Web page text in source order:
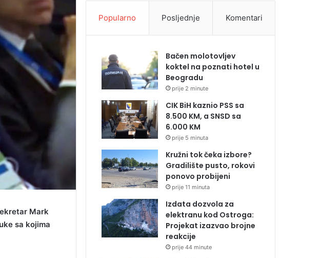
Mark
sa kojima
Popularno Posljednje Komentari
Bačen molotovljev
koktel na poznati hotel u
Beogradu
prije 2 minute
CIK BiH kaznio PSS sa
8.500 KM, a SNSD sa
6.000 KM
prije 5 minuta
Kružni tok čeka izbore?
Gradilište pusto, rokovi
ponovo probijeni
prije 11 minuta
Izdata dozvola za
elektranu kod Ostroga:
Projekat izazvao brojne
reakcije
prije 44 minute